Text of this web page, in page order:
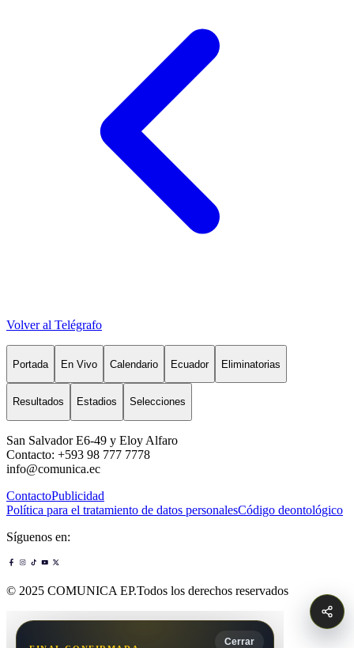
Volver al Telégrafo
Portada En Vivo Calendario Ecuador Eliminatorias
Resultados Estadios Selecciones
San Salvador E6-49 y Eloy Alfaro
Contacto: +593 98 777 7778
info@comunica.ec
ContactoPublicidad
Política para el tratamiento de datos personalesCódigo deontológico
Síguenos en:
© 2025 COMUNICA EP.Todos los derechos reservados
Cerrar